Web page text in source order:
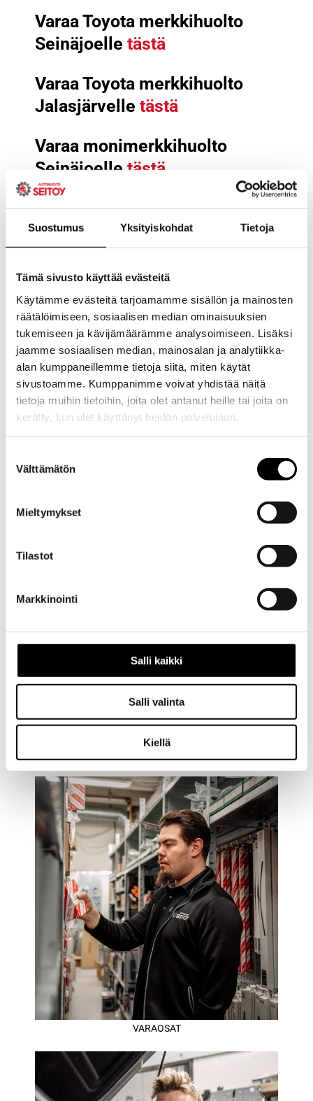
Suostumus Yksityiskohdat Tietoja
Tämä sivusto käyttää evästeitä
Käytämme evästeitä tarjoamamme sisällön ja mainosten
räätälöimiseen, sosiaalisen median ominaisuuksien
tukemiseen ja kävijämäärämme analysoimiseen. Lisäksi
jaamme sosiaalisen median, mainosalan ja analytiikka-
alan kumppaneillemme tietoja siitä, miten käytät
sivustoamme. Kumppanimme voivat yhdistää näitä
tietoja muihin tietoihin, joita olet antanut heille tai joita on
kerätty, kun olet käyttänyt heidän palvelujaan.
valinta
Välttämätön
Mieltymykset
Tilastot
Markkinointi
Salli kaikki
Salli valinta
Kiellä
Varaa Toyota merkkihuolto
Seinäjoelle tästä
Varaa Toyota merkkihuolto
Jalasjärvelle tästä
Varaa monimerkkihuolto
Seinäjoelle tästä
Puhelimella
06 429 2020(Seinäjoki) ja
06 457 5060
jalasjarvi@seitoy.fi
Suorat yhteystiedot
VARAOSAT